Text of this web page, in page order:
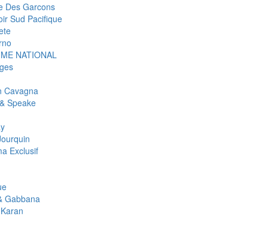
Des Garcons
Sud Pacifique
NATIONAL
Cavagna
Speake
Exclusif
Gabbana